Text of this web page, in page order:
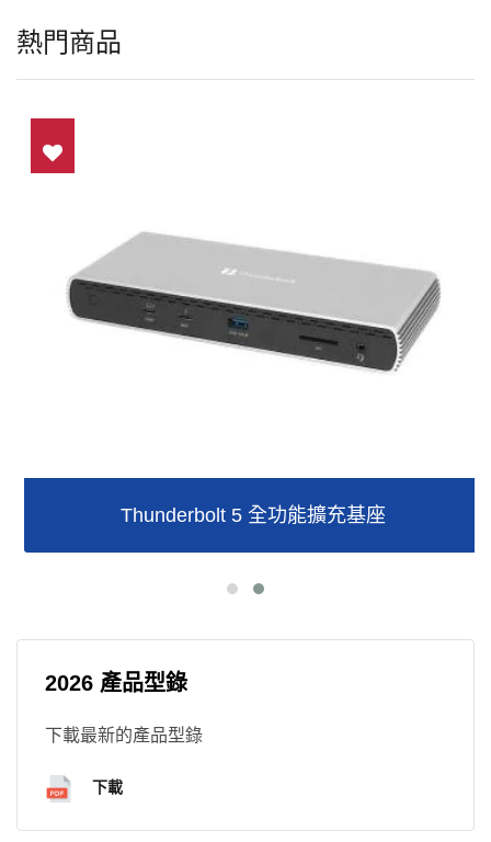
熱門商品
Thunderbolt 5 全功能擴充基座
2026 產品型錄
下載最新的產品型錄
下載